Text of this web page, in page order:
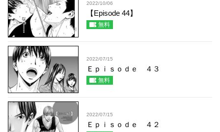
2022/10/06
【Episode 44】
無料
2022/07/15
Ｅｐｉｓｏｄｅ ４３
無料
2022/07/15
Ｅｐｉｓｏｄｅ ４２